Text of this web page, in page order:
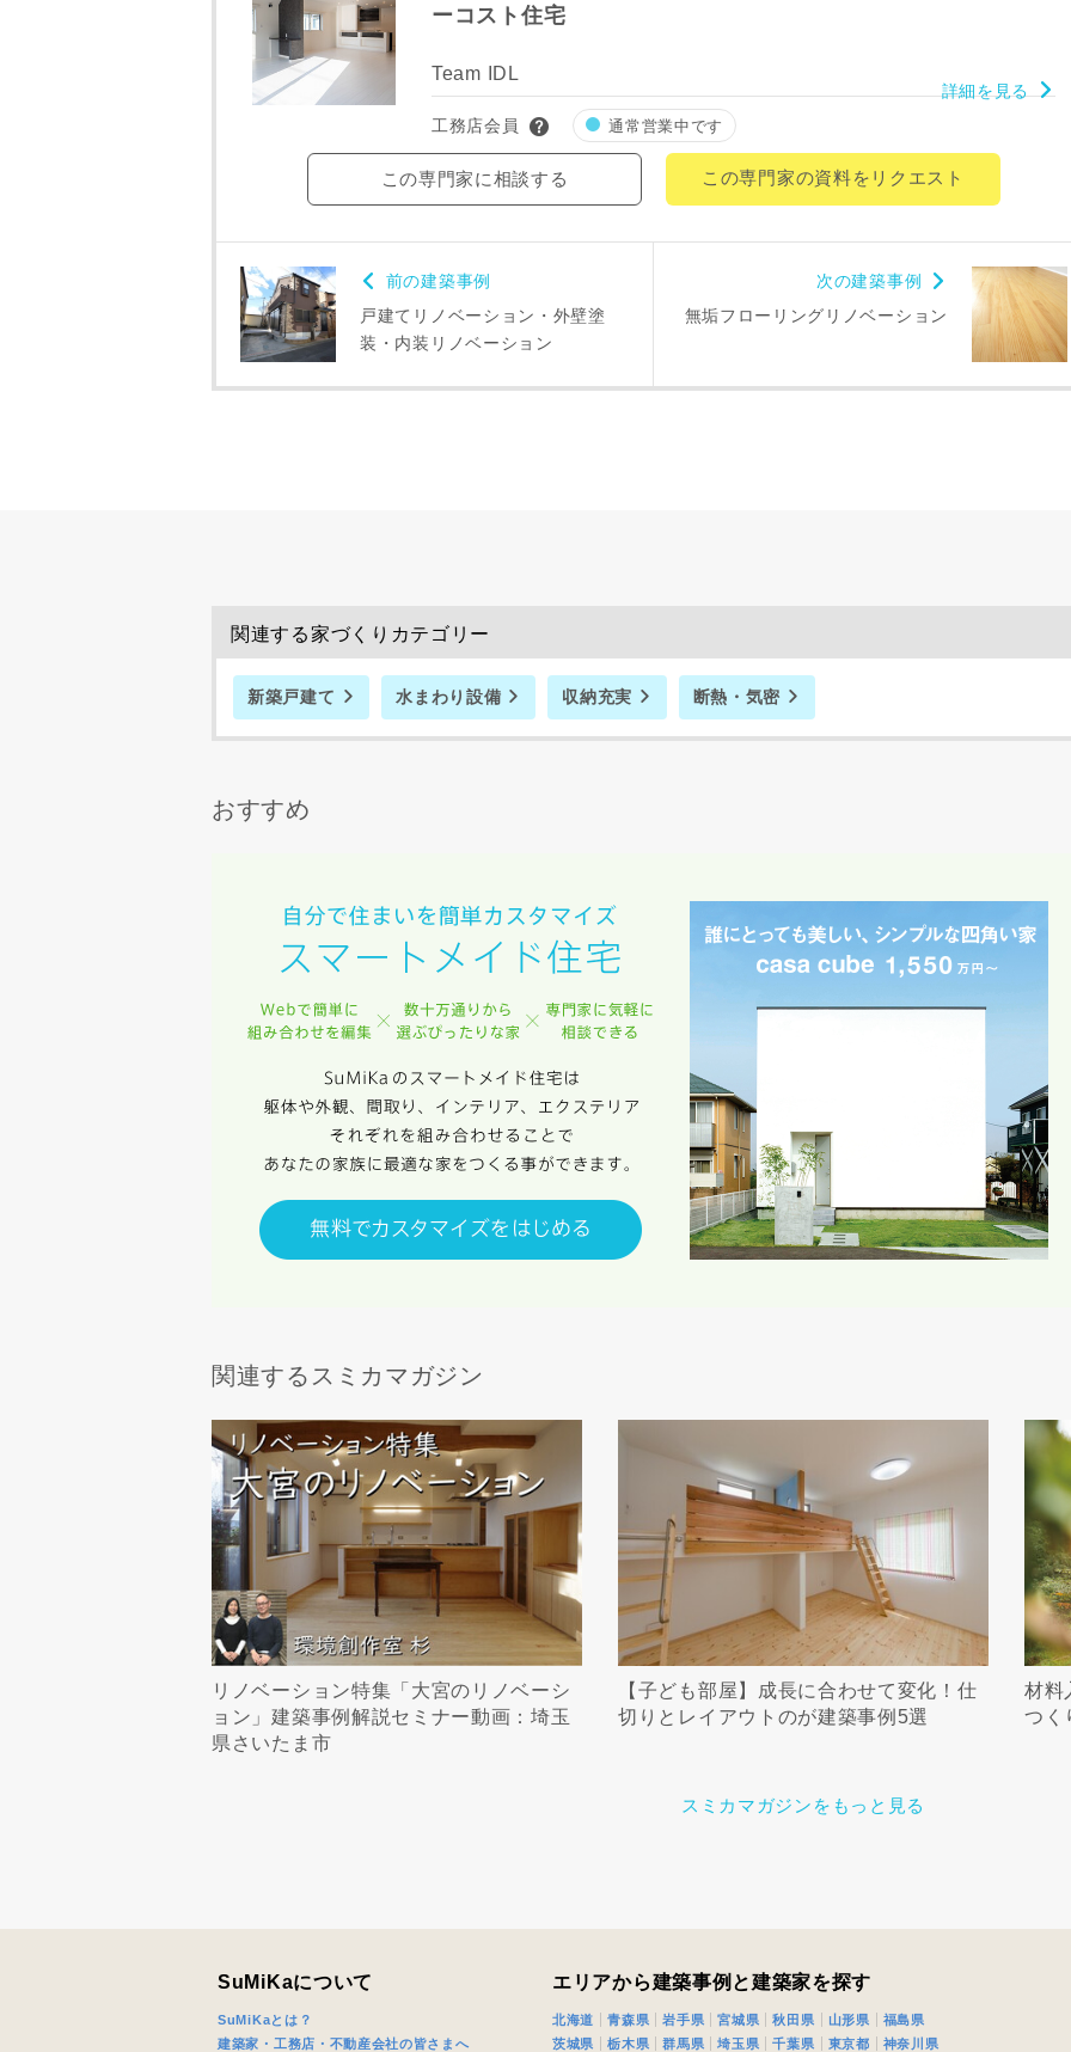
ーコスト住宅
Team IDL
工務店会員 通常営業中です
詳細を見る
この専門家に相談する この専門家の資料をリクエスト
前の建築事例
戸建てリノベーション・外壁塗
装・内装リノベーション
次の建築事例
無垢フローリングリノベーション
関連する家づくりカテゴリー
新築戸建て 水まわり設備 収納充実 断熱・気密
おすすめ
関連するスミカマガジン
リノベーション特集「大宮のリノベーシ
ョン」建築事例解説セミナー動画：埼玉
県さいたま市
【子ども部屋】成長に合わせて変化！仕
切りとレイアウトのが建築事例5選
材料
つく
スミカマガジンをもっと見る
市区町村
町名
同居する家族構成
当社はお客様からいただいた個人情報を，お客様が指定された専門家へ提供すること、また
当社は、本サービス又は利用契約に関し，お客様に発生した損害について、債務不履行責任
当社は、お客様が本サービスを利用することにより第三者との間で生じた紛争等について一
ないものとします。
キャンセル 入力内容を送信する
専門家の都合により、資料の送付が遅くなったり、送付できない場合があります。
SuMiKaについて
SuMiKaとは？
建築家・工務店・不動産会社の皆さまへ
エリアから建築事例と建築家を探す
北海道 青森県 岩手県 宮城県 秋田県 山形県
福島県
茨城県
栃木県 群馬県 埼玉県 千葉県 東京都 神奈川県